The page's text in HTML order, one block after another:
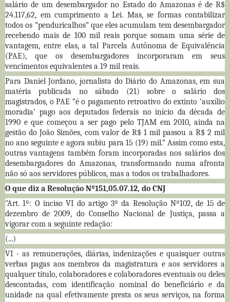
salário de um desembargador no Estado do Amazonas é de R$
24.117,62, em cumprimento a Lei. Mas, se formas contabilizar
todos os “penduricalhos” que eles acumulam tem desembargador
recebendo mais de 100 mil reais porque somam uma série de
vantagem, entre elas, a tal Parcela Autônoma de Equivalência
(PAE), que os desembargadores incorporaram em seus
vencimentos equivalentes a 19 mil reais.
Para Daniel Jordano, jornalista do Diário do Amazonas, em sua
matéria publicada no sábado (21) sobre o salário dos
magistrados, o PAE “é o pagamento retroativo do extinto ‘auxílio
moradia’ pago aos deputados federais no início da década de
1990 e que começou a ser pago pelo TJAM em 2010, ainda na
gestão do João Simões, com valor de R$ 1 mil passou a R$ 2 mil
no ano seguinte e agora subiu para 15 (19) mil.” Assim como esta,
outras vantagens também foram incorporadas nos salários dos
desembargadores do Amazonas, transformando numa afronta
não só aos servidores públicos, mas a todos os trabalhadores.
O que diz a Resolução Nº151,05.07.12, do CNJ
"Art. 1º: O inciso VI do artigo 3º da Resolução Nº102, de 15 de
dezembro de 2009, do Conselho Nacional de Justiça, passa a
vigorar com a seguinte redação:
(...)
VI - as remunerações, diárias, indenizações e quaisquer outras
verbas pagas aos membros da magistratura e aos servidores a
qualquer título, colaboradores e colaboradores eventuais ou deles
descontadas, com identificação nominal do beneficiário e da
unidade na qual efetivamente presta os seus serviços, na forma